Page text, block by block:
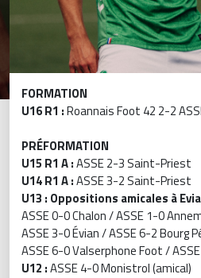
FORMATION
U16 R1 :Roannais Foot 42 2-2
PRÉFORMATION
U15 R1 A :ASSE 2-3 Saint-Priest
U14 R1 A :ASSE 3-2 Saint-Priest
U13 : Oppositions amicales à
ASSE 0-0 Chalon / ASSE 1-0
ASSE 3-0 Évian / ASSE 6-2 Bourg
ASSE 6-0 Valserphone Foot /
U12 :ASSE 4-0 Monistrol (amical)